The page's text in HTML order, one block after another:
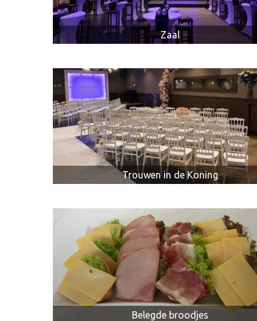
IMPRESSIE
Zaal
Trouwen in de Koning
Belegde broodjes